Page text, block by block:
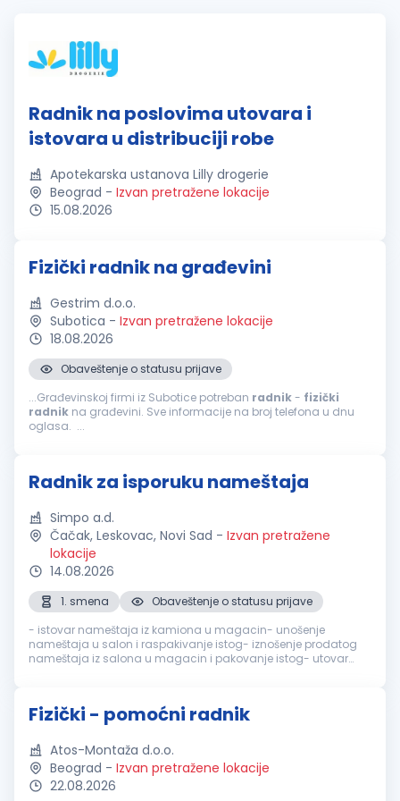
Radnik na poslovima utovara i
istovara u distribuciji robe
Apotekarska ustanova Lilly drogerie
Beograd - Izvan pretražene lokacije
15.08.2026
Fizički radnik na građevini
Gestrim d.o.o.
Subotica - Izvan pretražene lokacije
18.08.2026
Obaveštenje o statusu prijave
...Građevinskoj firmi iz Subotice potreban radnik- fizički
radnik na građevini. Sve informacije na broj telefona u dnu
oglasa. ...
Radnik za isporuku nameštaja
Simpo a.d.
Čačak, Leskovac, Novi Sad - Izvan pretražene
lokacije
14.08.2026
1. smena
Obaveštenje o statusu prijave
- istovar nameštaja iz kamiona u magacin- unošenje
nameštaja u salon i raspakivanje istog- iznošenje prodatog
nameštaja iz salona u magacin i pakovanje istog- utovar
Fizički - pomoćni radnik
Atos-Montaža d.o.o.
Beograd - Izvan pretražene lokacije
22.08.2026